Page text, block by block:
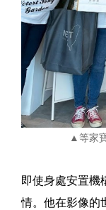
▲等家
即使身處安置機
情。他在影像的